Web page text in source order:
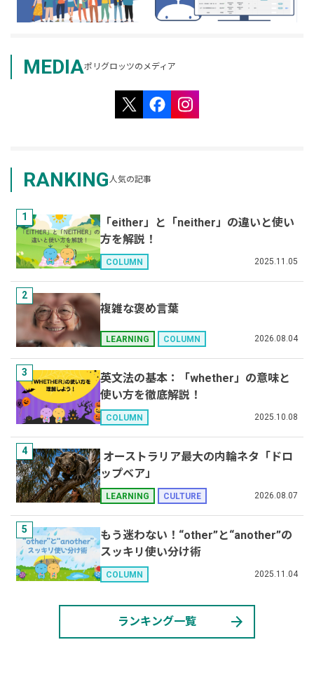
MEDIAポリグロッツのメディア
RANKING人気の記事
1
「either」と「neither」の違いと使い
方を解説！
COLUMN 2025.11.05
2
複雑な褒め言葉
LEARNING COLUMN 2026.08.04
3
英文法の基本：「whether」の意味と
使い方を徹底解説！
COLUMN 2025.10.08
4
オーストラリア最大の内輪ネタ「ドロ
ップベア」
LEARNING CULTURE 2026.08.07
5
もう迷わない！“other”と“another”の
スッキリ使い分け術
COLUMN 2025.11.04
ランキング一覧 arrow_forward